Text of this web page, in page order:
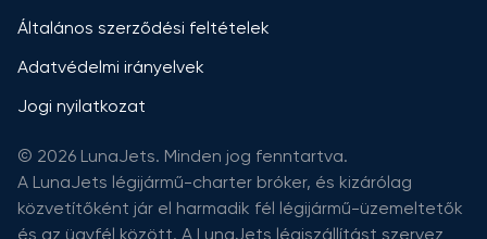
Általános szerződési feltételek
Adatvédelmi irányelvek
Jogi nyilatkozat
© 2026 LunaJets. Minden jog fenntartva.
A LunaJets légijármű-charter bróker, és kizárólag
közvetítőként jár el harmadik fél légijármű-üzemeltetők
és az ügyfél között. A LunaJets légiszállítást szervez